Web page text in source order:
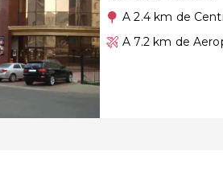
A 2.4 km de
A 7.2 km de